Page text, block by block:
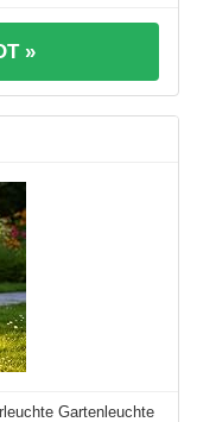
»
Gartenleuchte